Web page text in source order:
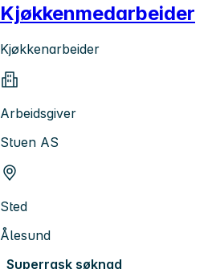
Kjøkkenmedarbeider
Kjøkkenarbeider
Arbeidsgiver
Stuen AS
Sted
Ålesund
Superrask søknad